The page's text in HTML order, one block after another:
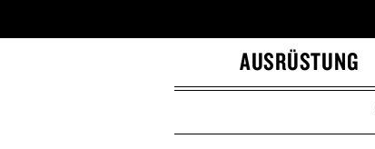
AUSRÜSTUNG